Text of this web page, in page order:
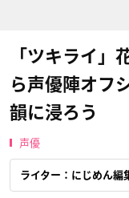
「ツキライ」
ら声優陣オフ
韻に浸ろう
声優
ライター：にじめん編